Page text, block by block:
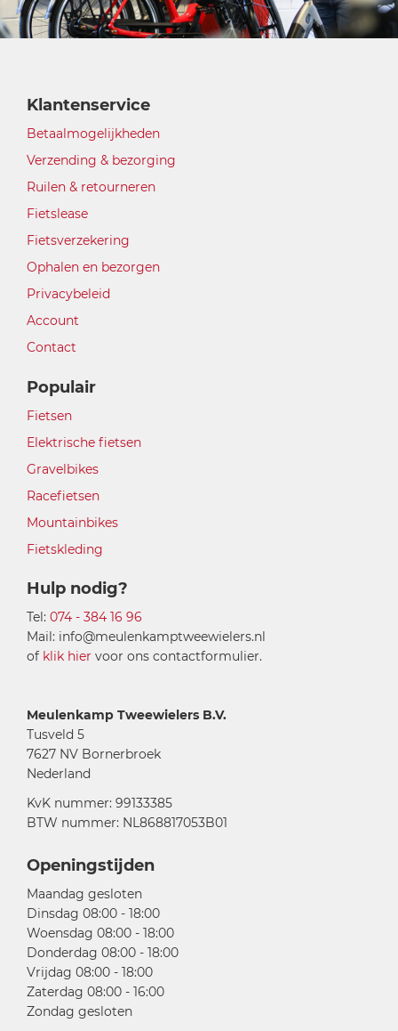
Klantenservice
Betaalmogelijkheden
Verzending & bezorging
Ruilen & retourneren
Fietslease
Fietsverzekering
Ophalen en bezorgen
Privacybeleid
Account
Contact
Populair
Fietsen
Elektrische fietsen
Gravelbikes
Racefietsen
Mountainbikes
Fietskleding
Hulp nodig?
Tel: 074 - 384 16 96
Mail: info@meulenkamptweewielers.nl
of klik hier voor ons contactformulier.
Meulenkamp Tweewielers B.V.
Tusveld 5
7627 NV Bornerbroek
Nederland
KvK nummer: 99133385
BTW nummer: NL868817053B01
Openingstijden
Maandag gesloten
Dinsdag 08:00 - 18:00
Woensdag 08:00 - 18:00
Donderdag 08:00 - 18:00
Vrijdag 08:00 - 18:00
Zaterdag 08:00 - 16:00
Zondag gesloten